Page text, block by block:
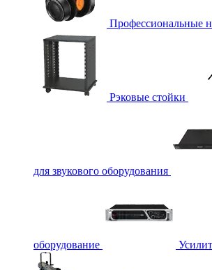
Профессиональные
Рэковые стойки
для звукового оборудования
оборудование